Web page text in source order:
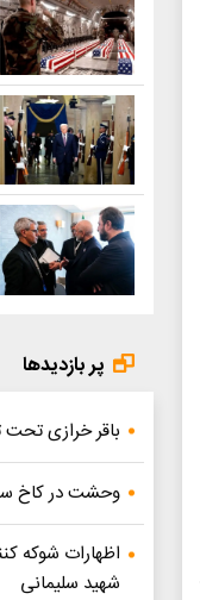
پر بازدیدها
باقر خرازی
وحشت در کاخ
اظهارات شوکه
شهید سلیمانی